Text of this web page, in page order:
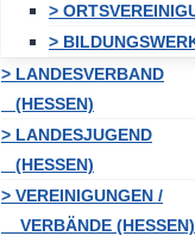
>
>
> LANDESVERBAND
(HESSEN)
> LANDESJUGEND
(HESSEN)
> VEREINIGUNGEN /
VERBÄNDE (HESSEN)